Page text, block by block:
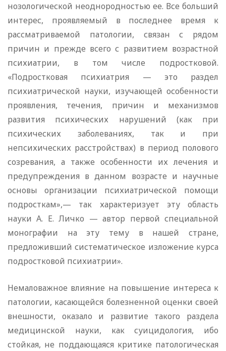
нозологической неоднородностью ее. Все больший
интерес, проявляемый в последнее время к
рассматриваемой патологии, связан с рядом
причин и прежде всего с развитием возрастной
психиатрии, в том числе подростковой.
«Подростковая психиатрия — это раздел
психиатрической науки, изучающей особенности
проявления, течения, причин и механизмов
развития психических нарушений (как при
психических заболеваниях, так и при
непсихических расстройствах) в период полового
созревания, а также особенности их лечения и
предупреждения в данном возрасте и научные
основы организации психиатрической помощи
подросткам»,— так характеризует эту область
науки А. Е. Личко — автор первой специальной
монографии на эту тему в нашей стране,
предложивший систематическое изложение курса
подростковой психиатрии».
Немаловажное влияние на повышение интереса к
патологии, касающейся болезненной оценки своей
внешности, оказало и развитие такого раздела
медицинской науки, как суицидология, ибо
стойкая, не поддающаяся критике патологическая